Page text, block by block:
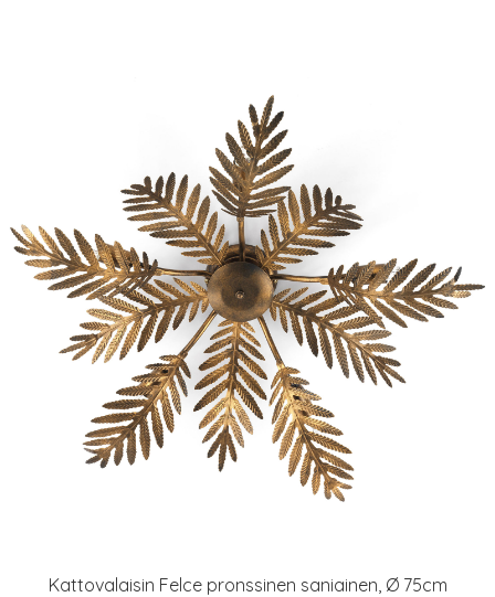
Kattovalaisin Felce pronssinen saniainen, Ø 75cm